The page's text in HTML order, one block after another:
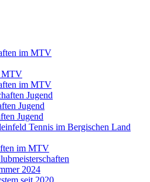
im MTV
MTV
im MTV
Jugend
Jugend
Jugend
Tennis im Bergischen Land
im MTV
2024
seit 2020